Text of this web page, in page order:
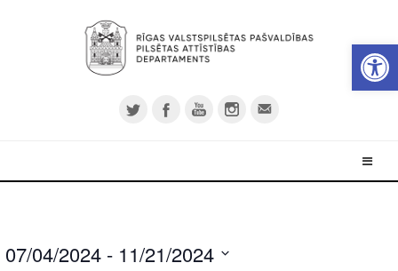
07/04/2024 - 11/21/2024